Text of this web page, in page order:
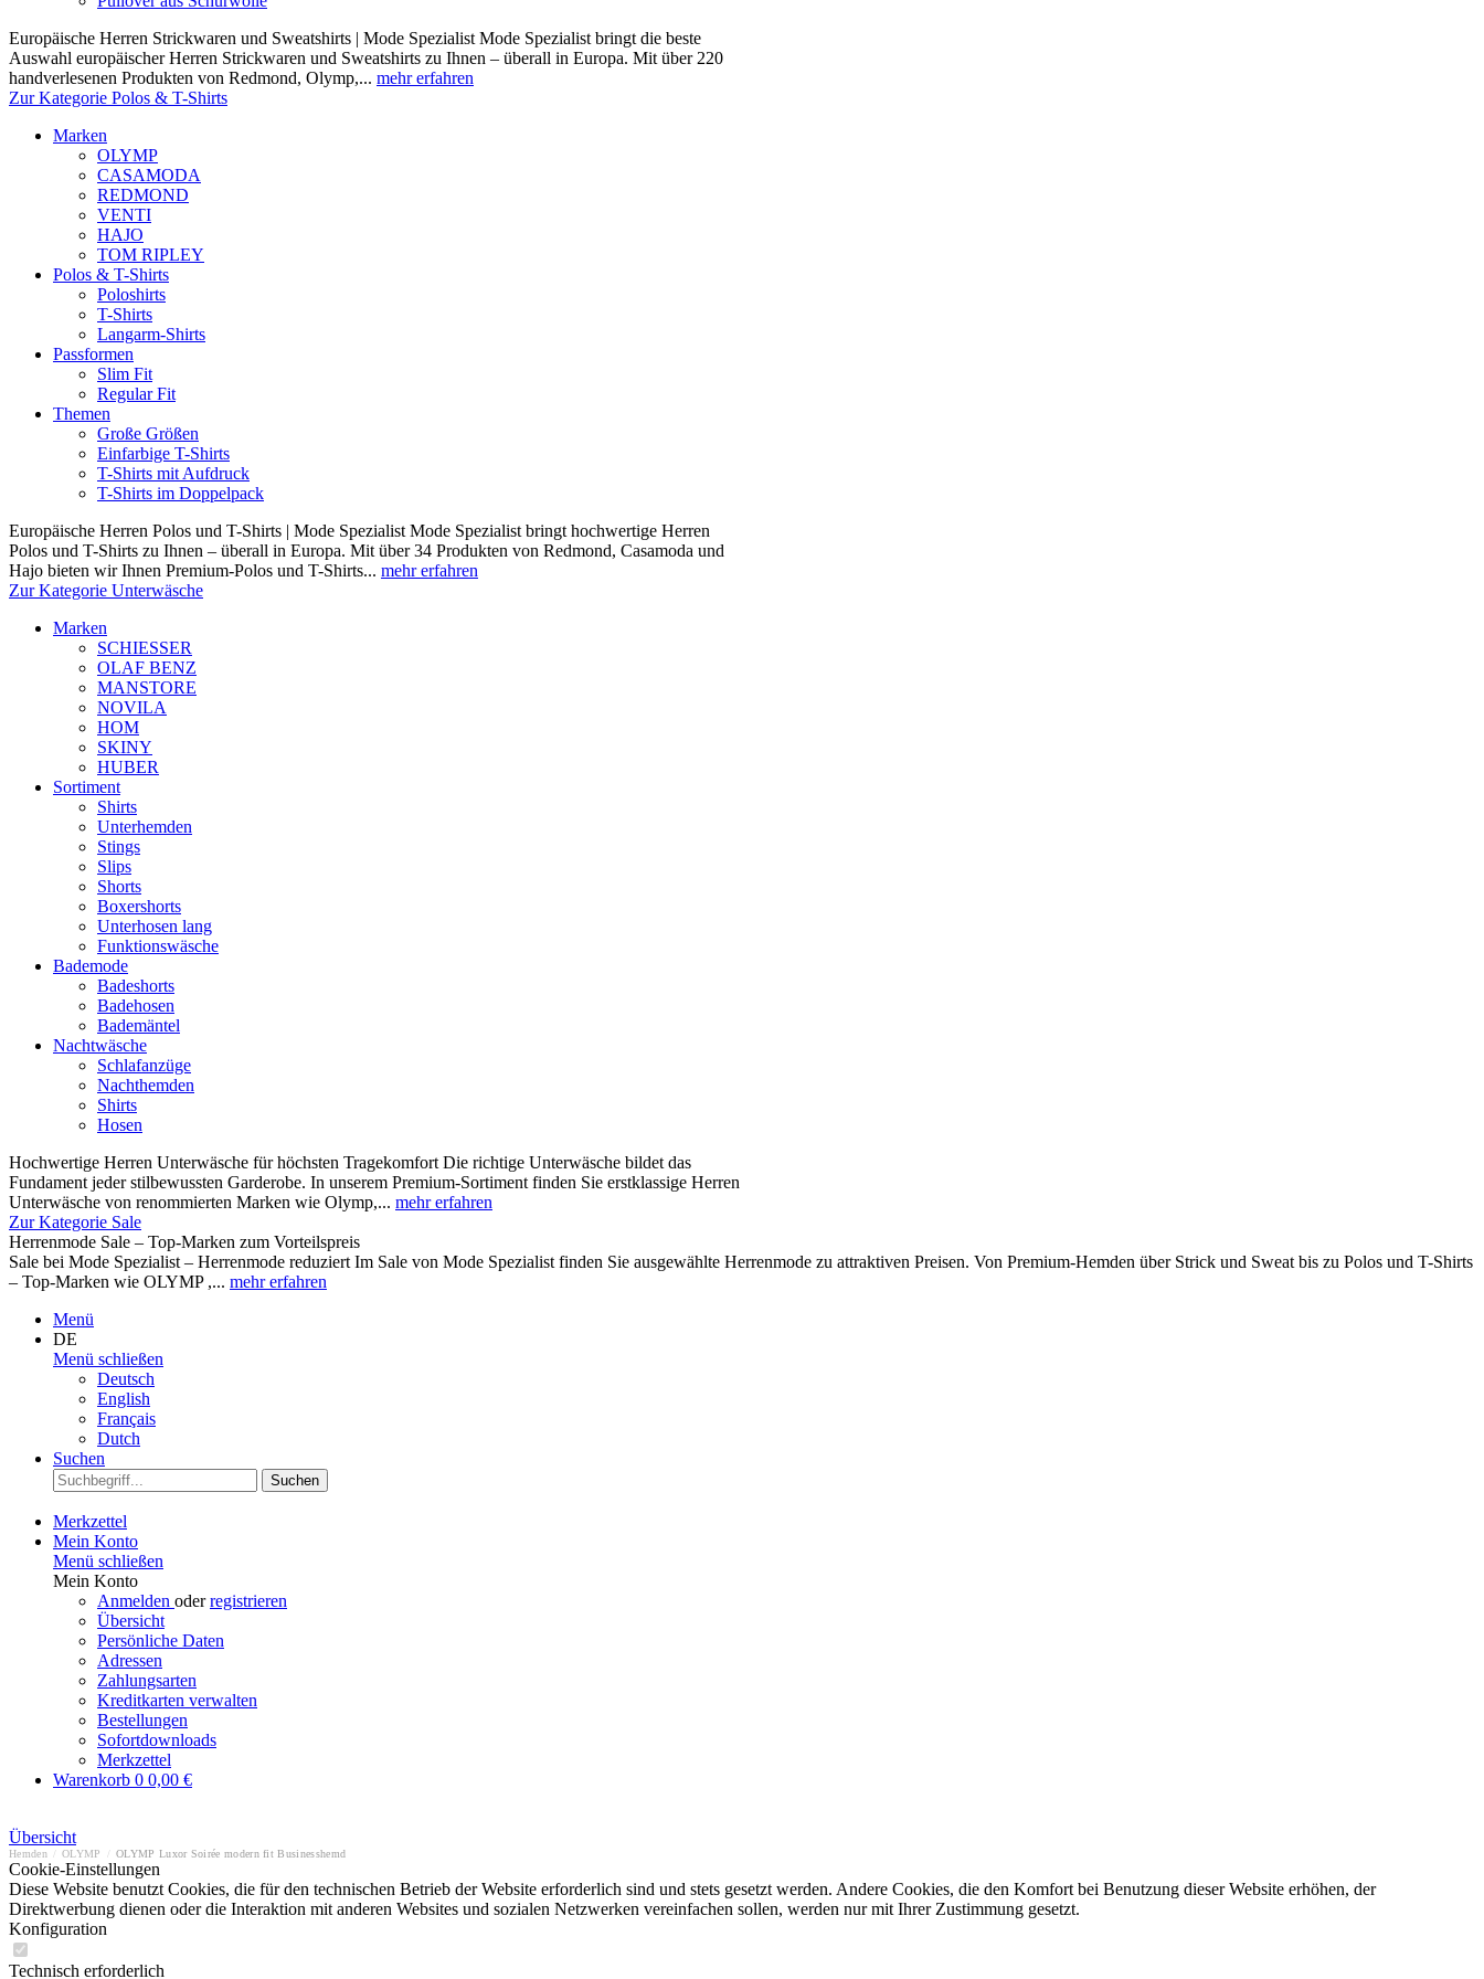
Europäische Herren Strickwaren und Sweatshirts | Mode Spezialist Mode Spezialist bringt die beste
Auswahl europäischer Herren Strickwaren und Sweatshirts zu Ihnen – überall in Europa. Mit über 220
handverlesenen Produkten von Redmond, Olymp,... mehr erfahren
Zur Kategorie Polos & T-Shirts
Marken
OLYMP
CASAMODA
REDMOND
VENTI
HAJO
TOM RIPLEY
Polos & T-Shirts
Poloshirts
T-Shirts
Langarm-Shirts
Passformen
Slim Fit
Regular Fit
Themen
Große Größen
Einfarbige T-Shirts
T-Shirts mit Aufdruck
T-Shirts im Doppelpack
Europäische Herren Polos und T-Shirts | Mode Spezialist Mode Spezialist bringt hochwertige Herren
Polos und T-Shirts zu Ihnen – überall in Europa. Mit über 34 Produkten von Redmond, Casamoda und
Hajo bieten wir Ihnen Premium-Polos und T-Shirts... mehr erfahren
Zur Kategorie Unterwäsche
Marken
SCHIESSER
OLAF BENZ
MANSTORE
NOVILA
HOM
SKINY
HUBER
Sortiment
Shirts
Unterhemden
Stings
Slips
Shorts
Boxershorts
Unterhosen lang
Funktionswäsche
Bademode
Badeshorts
Badehosen
Bademäntel
Nachtwäsche
Schlafanzüge
Nachthemden
Shirts
Hosen
Hochwertige Herren Unterwäsche für höchsten Tragekomfort Die richtige Unterwäsche bildet das
Fundament jeder stilbewussten Garderobe. In unserem Premium-Sortiment finden Sie erstklassige Herren
Unterwäsche von renommierten Marken wie Olymp,... mehr erfahren
Zur Kategorie Sale
Herrenmode Sale – Top-Marken zum Vorteilspreis
Sale bei Mode Spezialist – Herrenmode reduziert Im Sale von Mode Spezialist finden Sie ausgewählte Herrenmode zu attraktiven Preisen. Von Premium-Hemden über Strick und Sweat bis zu Polos und T-Shirts
– Top-Marken wie OLYMP ,... mehr erfahren
Menü
DE
Menü schließen
Deutsch
English
Français
Dutch
Suchen
Suchen
Merkzettel
Mein Konto
Menü schließen
Mein Konto
Anmelden oderregistrieren
Übersicht
Persönliche Daten
Adressen
Zahlungsarten
Kreditkarten verwalten
Bestellungen
Sofortdownloads
Merkzettel
Warenkorb 0 0,00 €
Übersicht
Hemden OLYMP OLYMP Luxor Soirée modern fit Businesshemd
Cookie-Einstellungen
Diese Website benutzt Cookies, die für den technischen Betrieb der Website erforderlich sind und stets gesetzt werden. Andere Cookies, die den Komfort bei Benutzung dieser Website erhöhen, der
Direktwerbung dienen oder die Interaktion mit anderen Websites und sozialen Netzwerken vereinfachen sollen, werden nur mit Ihrer Zustimmung gesetzt.
Konfiguration
Technisch erforderlich